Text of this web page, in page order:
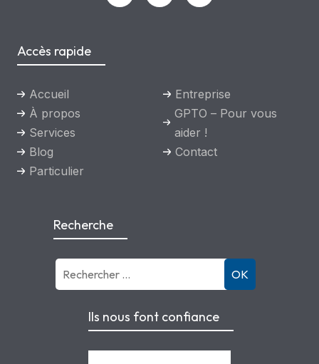
Accès rapide
Accueil
À propos
Services
Blog
Particulier
Entreprise
GPTO – Pour vous
aider !
Contact
Recherche
OK
Ils nous font confiance